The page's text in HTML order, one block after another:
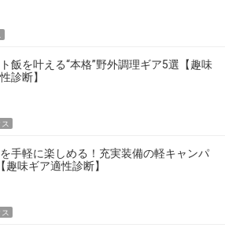
飯を叶える“本格”野外調理ギア5選【趣味
診断】
手軽に楽しめる！充実装備の軽キャンパ
趣味ギア適性診断】